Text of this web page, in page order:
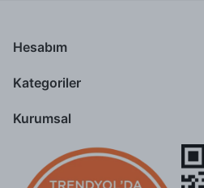
Hesabım
Kategoriler
Kurumsal